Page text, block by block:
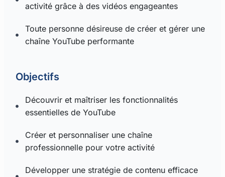
activité grâce à des vidéos engageantes
Toute personne désireuse de créer et gérer une
chaîne YouTube performante
Objectifs
Découvrir et maîtriser les fonctionnalités
essentielles de YouTube
Créer et personnaliser une chaîne
professionnelle pour votre activité
Développer une stratégie de contenu efficace